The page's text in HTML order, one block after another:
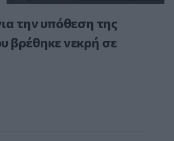
την υπόθεση της
βρέθηκε νεκρή σε